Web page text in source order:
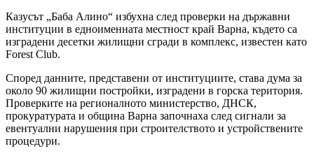
Казусът „Баба Алино“ избухна след проверки на държавни
институции в едноименната местност край Варна, където са
изградени десетки жилищни сгради в комплекс, известен като
Forest Club.
Според данните, представени от институциите, става дума за
около 90 жилищни постройки, изградени в горска територия.
Проверките на регионалното министерство, ДНСК,
прокуратурата и община Варна започнаха след сигнали за
евентуални нарушения при строителството и устройствените
процедури.